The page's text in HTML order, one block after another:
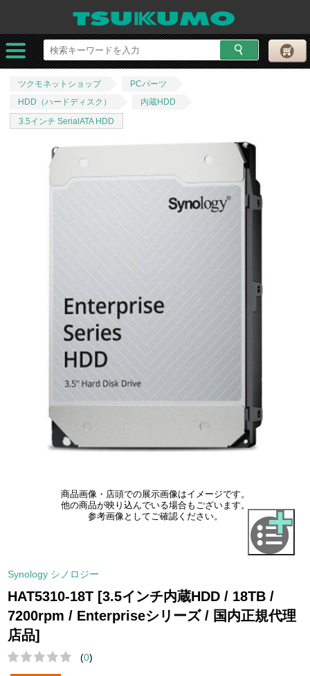
ツクモネットショップ
PCパーツ
HDD（ハードディスク）
内蔵HDD
3.5インチ SerialATA HDD
商品画像・店頭での展示画像はイメージです。
他の商品が映り込んでいる場合もございます。
参考画像としてご確認ください。
Synology シノロジー
HAT5310-18T [3.5インチ内蔵HDD / 18TB /
7200rpm / Enterpriseシリーズ / 国内正規代理
店品]
(0)